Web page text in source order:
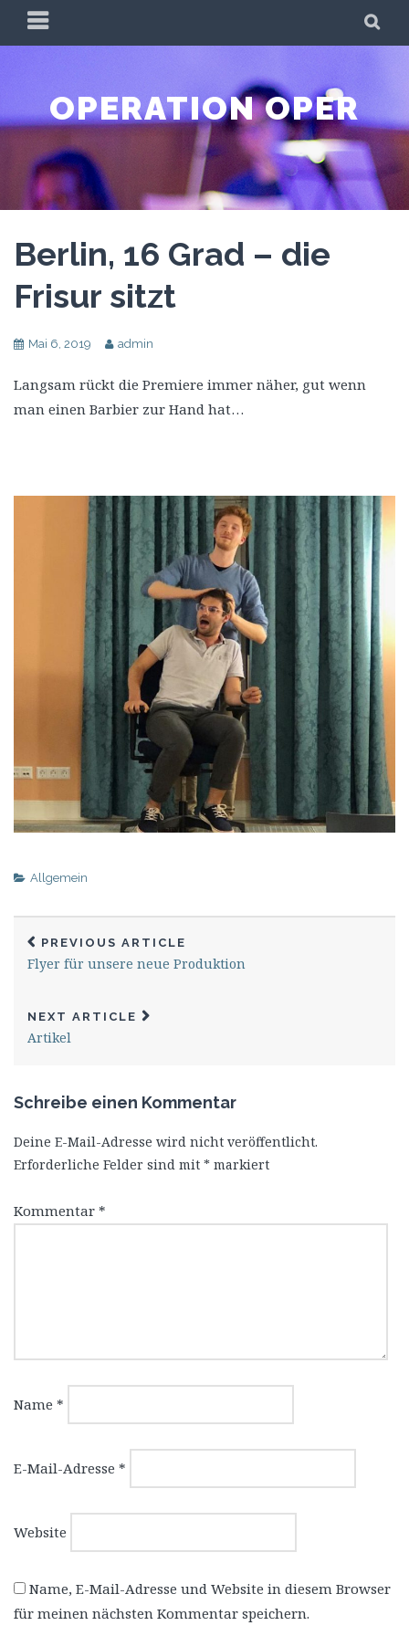
PRIMARY
MENU
OPERATION OPER
Berlin, 16 Grad – die
Frisur sitzt
Mai 6, 2019 admin
Langsam rückt die Premiere immer näher, gut wenn
man einen Barbier zur Hand hat…
Allgemein
PREVIOUS ARTICLE
Flyer für unsere neue Produktion
NEXT ARTICLE
Artikel
Schreibe einen Kommentar
Deine E-Mail-Adresse wird nicht veröffentlicht.
Erforderliche Felder sind mit * markiert
Kommentar *
Name *
E-Mail-Adresse *
Website
Name, E-Mail-Adresse und Website in diesem Browser
für meinen nächsten Kommentar speichern.